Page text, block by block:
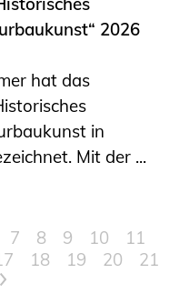
2026
hat das
in
Mit der ...
7 8 9 10
11
18 19 20
21
>